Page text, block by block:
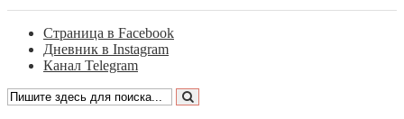
Страница в Facebook
Дневник в Instagram
Канал Telegram